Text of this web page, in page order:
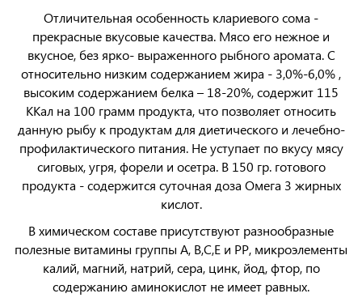
Отличительная особенность клариевого сома -
прекрасные вкусовые качества. Мясо его нежное и
вкусное, без ярко- выраженного рыбного аромата. С
относительно низким содержанием жира - 3,0%-6,0% ,
высоким содержанием белка – 18-20%, содержит 115
ККал на 100 грамм продукта, что позволяет относить
данную рыбу к продуктам для диетического и лечебно-
профилактического питания. Не уступает по вкусу мясу
сиговых, угря, форели и осетра. В 150 гр. готового
продукта - содержится суточная доза Омега 3 жирных
кислот.
В химическом составе присутствуют разнообразные
полезные витамины группы А, В,С,Е и РР, микроэлементы
калий, магний, натрий, сера, цинк, йод, фтор, по
содержанию аминокислот не имеет равных.